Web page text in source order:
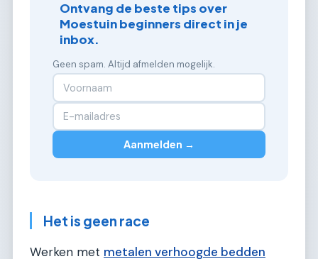
Ontvang de beste tips over
Moestuin beginners direct in je
inbox.
Geen spam. Altijd afmelden mogelijk.
Aanmelden →
Het is geen race
Werken met metalen verhoogde bedden